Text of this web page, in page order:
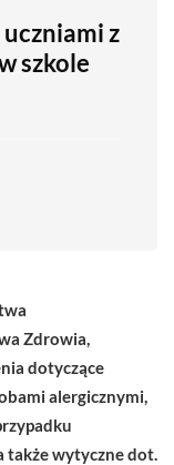
z
szkole
Zdrowia,
dotyczące
alergicznymi,
także wytyczne dot.